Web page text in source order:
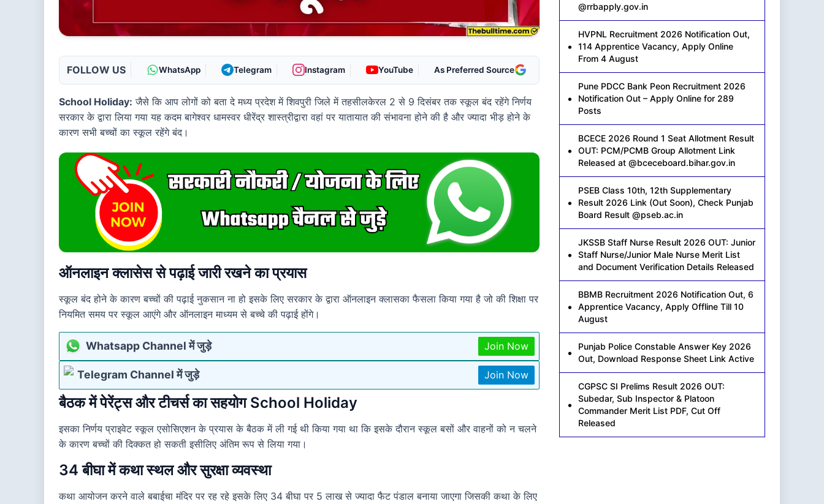
FOLLOW US WhatsApp Telegram Instagram YouTube Select The Bulltime
School Holiday: जैसे कि आप लोगों को बता दे मध्य प्रदेश में शिवपुरी जिले में तहसीलकेरल 2 से 9 दिसंबर तक स्कूल बंद रहेंगे निर्णय
सरकार के द्वारा लिया गया यह कदम बागेश्वर धामस्वर धीरेंद्र शास्त्रीद्वारा वहां पर यातायात की संभावना होने की है और ज्यादा भीड़ होने के
कारण सभी बच्चों का स्कूल रहेंगे बंद।
ऑनलाइन क्लासेस से पढ़ाई जारी रखने का प्रयास
स्कूल बंद होने के कारण बच्चों की पढ़ाई नुकसान ना हो इसके लिए सरकार के द्वारा ऑनलाइन क्लासका फैसला किया गया है जो की शिक्षा पर
नियमित समय पर स्कूल आएंगे और ऑनलाइन माध्यम से बच्चे की पढ़ाई होंगे।
Whatsapp Channel में जुड़े Join Now
Telegram Channel में जुड़े Join Now
बैठक में पेरेंट्स और टीचर्स का सहयोग School Holiday
इसका निर्णय प्राइवेट स्कूल एसोसिएशन के प्रयास के बैठक में ली गई थी किया गया था कि इसके दौरान स्कूल बसों और वाहनों को न चलने
के कारण बच्चों की दिक्कत हो सकती इसीलिए अंतिम रूप से लिया गया।
34 बीघा में कथा स्थल और सुरक्षा व्यवस्था
कथा आयोजन करने वाले बबाईचा मंदिर पर रह रहे इसके लिए 34 बीघा पर 5 लाख से ज्यादा फैट पंडाल बनाया जाएगा जिसकी कथा के लिए
@rrbapply.gov.in
HVPNL Recruitment 2026 Notification Out,
114 Apprentice Vacancy, Apply Online
From 4 August
Pune PDCC Bank Peon Recruitment 2026
Notification Out – Apply Online for 289
Posts
BCECE 2026 Round 1 Seat Allotment Result
OUT: PCM/PCMB Group Allotment Link
Released at @bceceboard.bihar.gov.in
PSEB Class 10th, 12th Supplementary
Result 2026 Link (Out Soon), Check Punjab
Board Result @pseb.ac.in
JKSSB Staff Nurse Result 2026 OUT: Junior
Staff Nurse/Junior Male Nurse Merit List
and Document Verification Details Released
BBMB Recruitment 2026 Notification Out, 6
Apprentice Vacancy, Apply Offline Till 10
August
Punjab Police Constable Answer Key 2026
Out, Download Response Sheet Link Active
CGPSC SI Prelims Result 2026 OUT:
Subedar, Sub Inspector & Platoon
Commander Merit List PDF, Cut Off
Released